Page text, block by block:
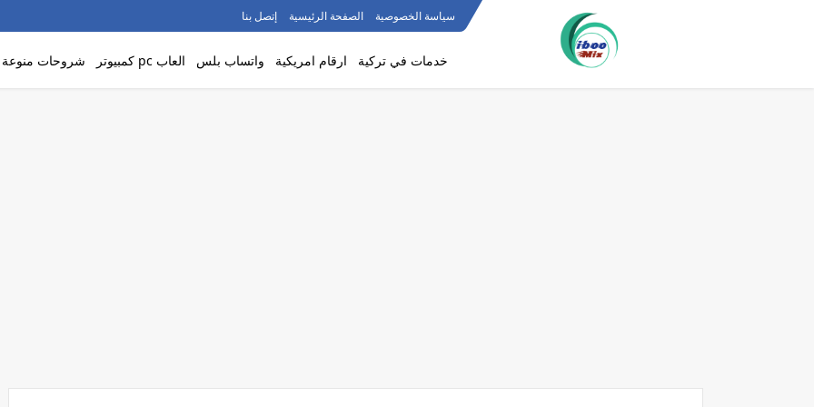
سياسة الخصوصية الصفحة الرئيسية إتصل بنا
خدمات في تركية ارقام امريكية واتساب بلس العاب pc كمبيوتر شروحات منوعة